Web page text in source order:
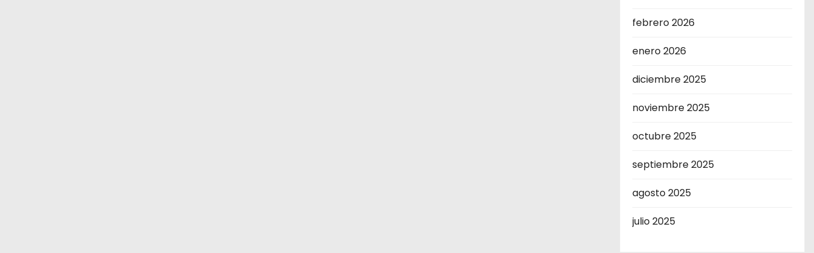
febrero 2026
enero 2026
diciembre 2025
noviembre 2025
octubre 2025
septiembre 2025
agosto 2025
julio 2025